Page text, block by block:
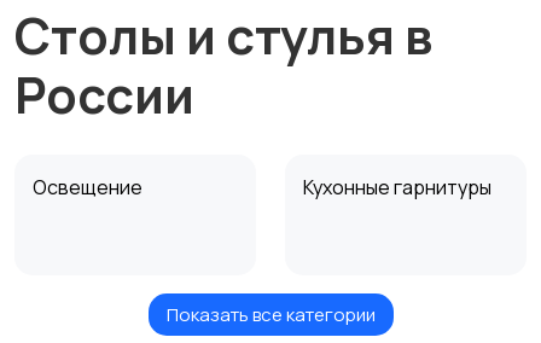
Столы и стулья в
России
Освещение Кухонные гарнитуры
Кровати и матрасы15 Диваны и кресла
Показать все категории